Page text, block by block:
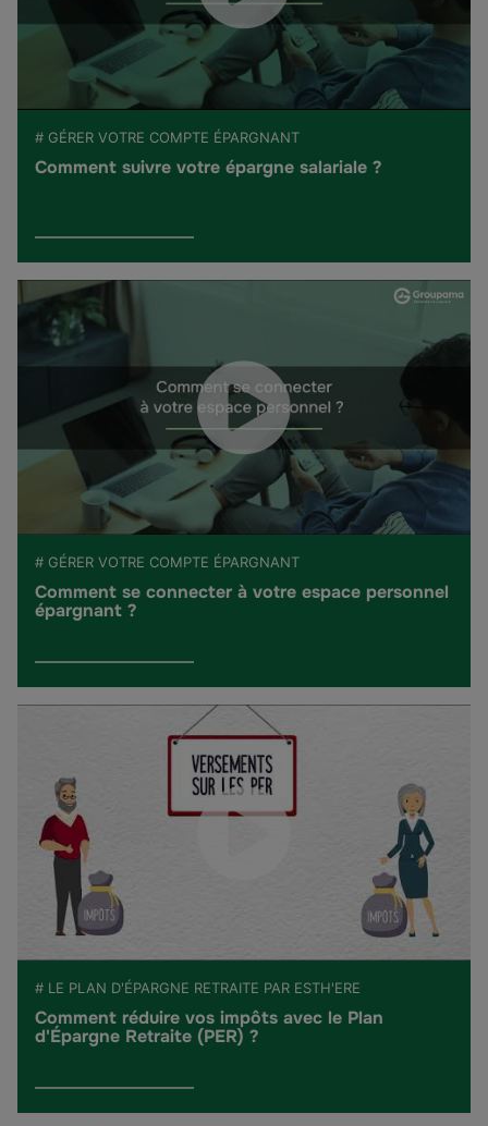
# GÉRER VOTRE COMPTE ÉPARGNANT
Comment suivre votre épargne salariale ?
# GÉRER VOTRE COMPTE ÉPARGNANT
Comment se connecter à votre espace personnel
épargnant ?
# LE PLAN D'ÉPARGNE RETRAITE PAR ESTH'ERE
Comment réduire vos impôts avec le Plan
d'Épargne Retraite (PER) ?